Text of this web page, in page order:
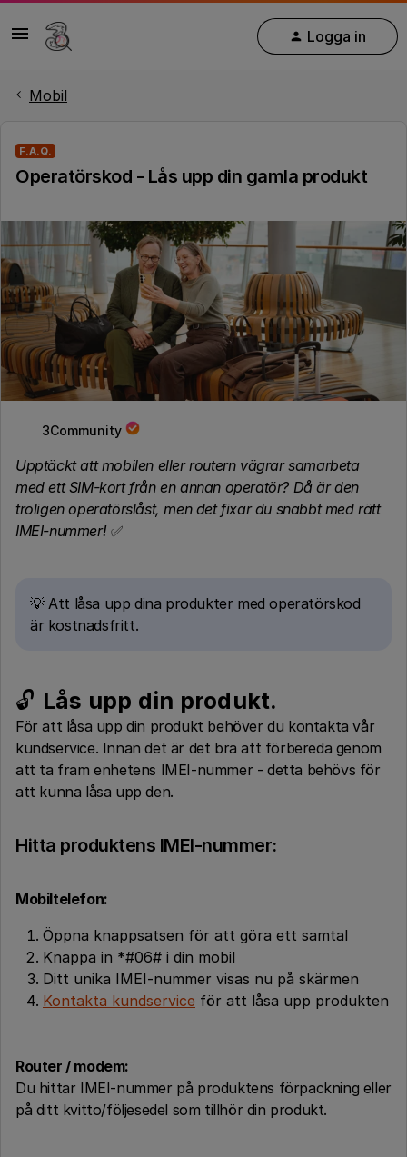
Logga in
Mobil
F.A.Q.
Operatörskod - Lås upp din gamla produkt
3Community
Upptäckt att mobilen eller routern vägrar samarbeta
med ett SIM-kort från en annan operatör? Då är den
troligen operatörslåst, men det fixar du snabbt med rätt
IMEI-nummer! ✅
💡 Att låsa upp dina produkter med operatörskod
är kostnadsfritt.
🔓 Lås upp din produkt.
För att låsa upp din produkt behöver du kontakta vår
kundservice. Innan det är det bra att förbereda genom
att ta fram enhetens IMEI-nummer - detta behövs för
att kunna låsa upp den.
Hitta produktens IMEI-nummer:
Mobiltelefon:
Öppna knappsatsen för att göra ett samtal
Knappa in *#06# i din mobil
Ditt unika IMEI-nummer visas nu på skärmen
Kontakta kundservice för att låsa upp produkten
Router / modem:
Du hittar IMEI-nummer på produktens förpackning eller
på ditt kvitto/följesedel som tillhör din produkt.